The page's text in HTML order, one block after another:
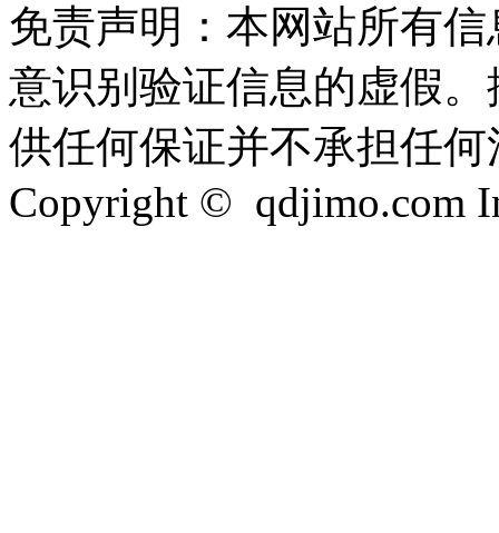
免责声明：本网站所有
意识别验证信息的虚假
供任何保证并不承担任
Copyright © qdjimo.com